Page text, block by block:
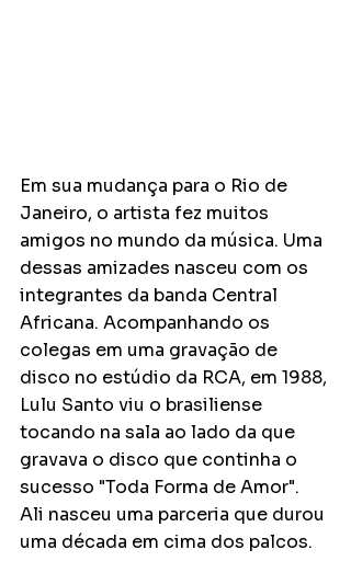
Em sua mudança para o Rio de
Janeiro, o artista fez muitos
amigos no mundo da música. Uma
dessas amizades nasceu com os
integrantes da banda Central
Africana. Acompanhando os
colegas em uma gravação de
disco no estúdio da RCA, em 1988,
Lulu Santo viu o brasiliense
tocando na sala ao lado da que
gravava o disco que continha o
sucesso "Toda Forma de Amor".
Ali nasceu uma parceria que durou
uma década em cima dos palcos.